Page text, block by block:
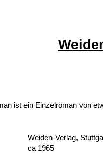
ist ein Einzelroman von
Weiden-Verlag,
ca 1965